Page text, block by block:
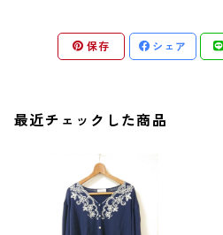
保存 シェア
最近チェックした商品